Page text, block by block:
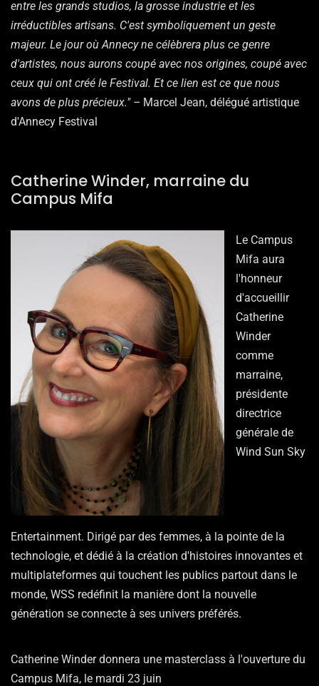
entre les grands studios, la grosse industrie et les
irréductibles artisans. C'est symboliquement un geste
majeur. Le jour où Annecy ne célèbrera plus ce genre
d'artistes, nous aurons coupé avec nos origines, coupé avec
ceux qui ont créé le Festival. Et ce lien est ce que nous
avons de plus précieux." – Marcel Jean, délégué artistique
d'Annecy Festival
Catherine Winder, marraine du
Campus Mifa
Le Campus
Mifa aura
l'honneur
d'accueillir
Catherine
Winder
comme
marraine,
présidente
directrice
générale de
Wind Sun Sky
Entertainment. Dirigé par des femmes, à la pointe de la
technologie, et dédié à la création d'histoires innovantes et
multiplateformes qui touchent les publics partout dans le
monde, WSS redéfinit la manière dont la nouvelle
génération se connecte à ses univers préférés.
Catherine Winder donnera une masterclass à l'ouverture du
Campus Mifa, le mardi 23 juin